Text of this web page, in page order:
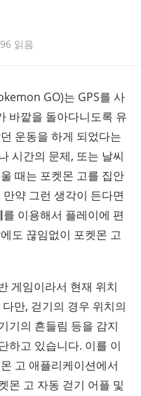
읽음
GO)는 GPS를 사
바깥을 돌아다니도록 유
운동을 하게 되었다는
시간의 문제, 또는 날씨
때는 포켓몬 고를 집안
약 그런 생각이 든다면
를 이용해서 플레이에 편
도 끊임없이 포켓몬 고
게임이라서 현재 위치
만, 걷기의 경우 위치의
기의 흔들림 등을 감지
하고 있습니다. 이를 이
고 애플리케이션에서
몬 고 자동 걷기 어플 및